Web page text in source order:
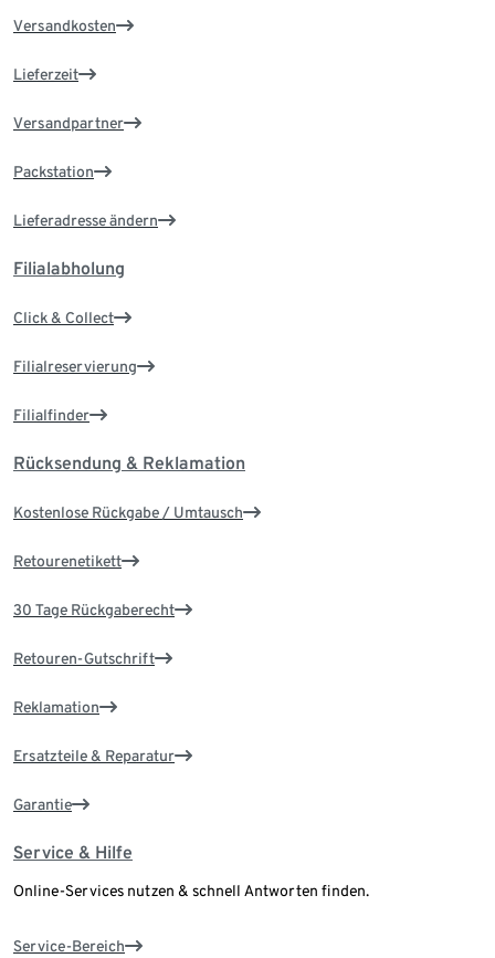
Versandkosten
Lieferzeit
Versandpartner
Packstation
Lieferadresse ändern
Filialabholung
Click & Collect
Filialreservierung
Filialfinder
Rücksendung & Reklamation
Kostenlose Rückgabe / Umtausch
Retourenetikett
30 Tage Rückgaberecht
Retouren-Gutschrift
Reklamation
Ersatzteile & Reparatur
Garantie
Service & Hilfe
Online-Services nutzen & schnell Antworten finden.
Service-Bereich